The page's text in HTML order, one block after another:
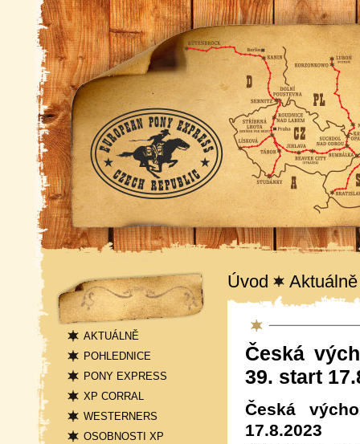
Navigace
AKTUÁLNĚ
POHLEDNICE
PONY EXPRESS
XP CORRAL
WESTERNERS
OSOBNOSTI XP
Úvod Aktuálně
Aktuality
Česká
39. start
Česká
17.8.2023